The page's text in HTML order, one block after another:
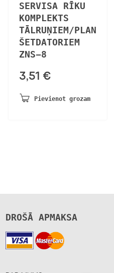
SERVISA RĪKU
KOMPLEKTS
TĀLRUŅIEM/PLAN
ŠETDATORIEM
ZNS-8
3,51 €
Pievienot grozam
DROŠĀ APMAKSA